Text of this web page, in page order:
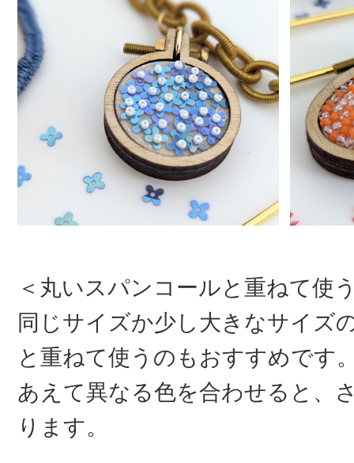
＜丸いスパンコールと重ねて使
同じサイズか少し大きなサイズ
と重ねて使うのもおすすめです
あえて異なる色を合わせると、
ります。